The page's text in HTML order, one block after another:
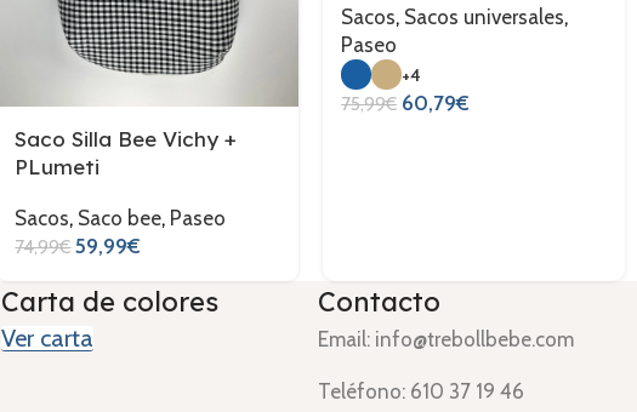
Saco Silla Bee Vichy +
PLumeti
Sacos, Saco bee, Paseo
74,99€ 59,99€
Sacos, Sacos universales,
Paseo
+4
75,99€ 60,79€
Carta de colores
Ver carta
Contacto
Email: info@trebollbebe.com
Teléfono: 610 37 19 46